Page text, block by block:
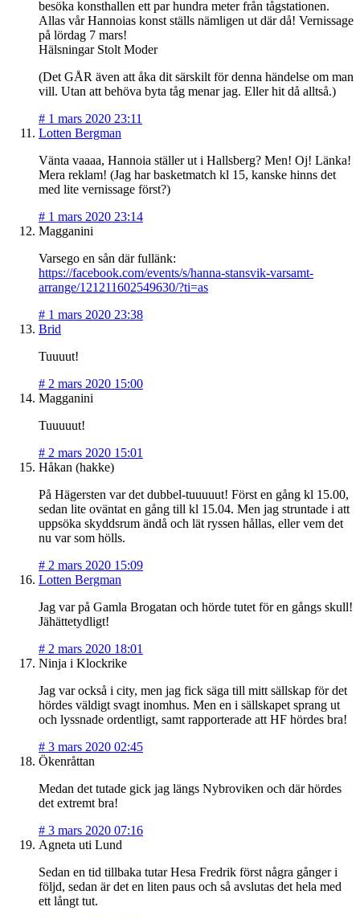
besöka konsthallen ett par hundra meter från tågstationen.
Allas vår Hannoias konst ställs nämligen ut där då! Vernissage
på lördag 7 mars!
Hälsningar Stolt Moder
(Det GÅR även att åka dit särskilt för denna händelse om man
vill. Utan att behöva byta tåg menar jag. Eller hit då alltså.)
# 1 mars 2020 23:11
Lotten Bergman
Vänta vaaaa, Hannoia ställer ut i Hallsberg? Men! Oj! Länka!
Mera reklam! (Jag har basketmatch kl 15, kanske hinns det
med lite vernissage först?)
# 1 mars 2020 23:14
Magganini
Varsego en sån där fullänk:
https://facebook.com/events/s/hanna-stansvik-varsamt-
arrange/121211602549630/?ti=as
# 1 mars 2020 23:38
Brid
Tuuuut!
# 2 mars 2020 15:00
Magganini
Tuuuuut!
# 2 mars 2020 15:01
Håkan (hakke)
På Hägersten var det dubbel-tuuuuut! Först en gång kl 15.00,
sedan lite oväntat en gång till kl 15.04. Men jag struntade i att
uppsöka skyddsrum ändå och lät ryssen hållas, eller vem det
nu var som hölls.
# 2 mars 2020 15:09
Lotten Bergman
Jag var på Gamla Brogatan och hörde tutet för en gångs skull!
Jähättetydligt!
# 2 mars 2020 18:01
Ninja i Klockrike
Jag var också i city, men jag fick säga till mitt sällskap för det
hördes väldigt svagt inomhus. Men en i sällskapet sprang ut
och lyssnade ordentligt, samt rapporterade att HF hördes bra!
# 3 mars 2020 02:45
Ökenråttan
Medan det tutade gick jag längs Nybroviken och där hördes
det extremt bra!
# 3 mars 2020 07:16
Agneta uti Lund
Sedan en tid tillbaka tutar Hesa Fredrik först några gånger i
följd, sedan är det en liten paus och så avslutas det hela med
ett långt tut.